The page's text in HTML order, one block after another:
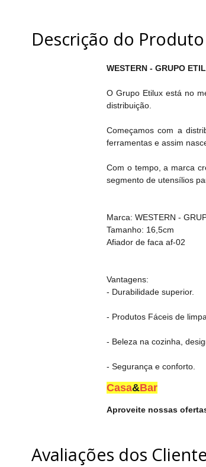
Descrição do Produto
WESTERN - GRUPO
O Grupo Etilux está no
distribuição.
Começamos com a
ferramentas e assim
Com o tempo, a marca
segmento de utensílios
Marca: WESTERN -
Tamanho: 16,5cm
Afiador de faca af-02
Vantagens:
- Durabilidade superior.
- Produtos Fáceis de
- Beleza na cozinha,
- Segurança e conforto.
Casa&Bar
Aproveite nossas
Avaliações dos